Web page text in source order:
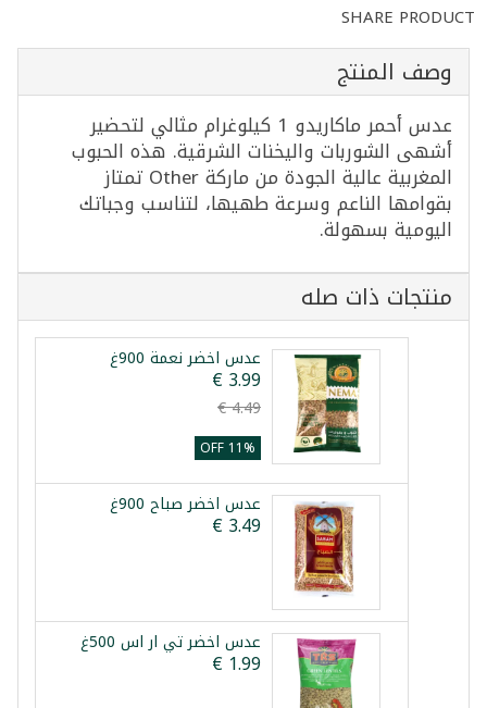
SHARE PRODUCT
وصف المنتج
عدس أحمر ماكاريدو 1 كيلوغرام مثالي لتحضير
أشهى الشوربات واليخنات الشرقية. هذه الحبوب
المغربية عالية الجودة من ماركة Other تمتاز
بقوامها الناعم وسرعة طهيها، لتناسب وجباتك
اليومية بسهولة.
منتجات ذات صله
عدس اخضر نعمة 900غ
11% OFF
عدس اخضر صباح 900غ
عدس اخضر تي ار اس 500غ